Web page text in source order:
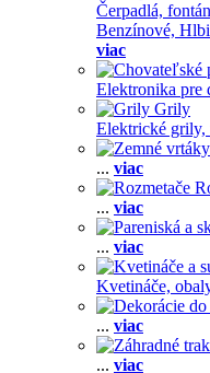
Čerpadlá,
Benzínové,
viac
Elektronika pre
Grily
Elektrické grily,
... viac
... viac
... viac
Kvetináče,
... viac
... viac